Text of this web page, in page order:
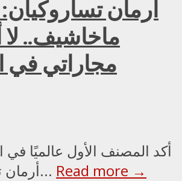
أرمان
ماخاشيف.. لا
مجاراتي في
أكد المصنف الأول عالميًا في
أرمان تساروكيان، أن... Read more →